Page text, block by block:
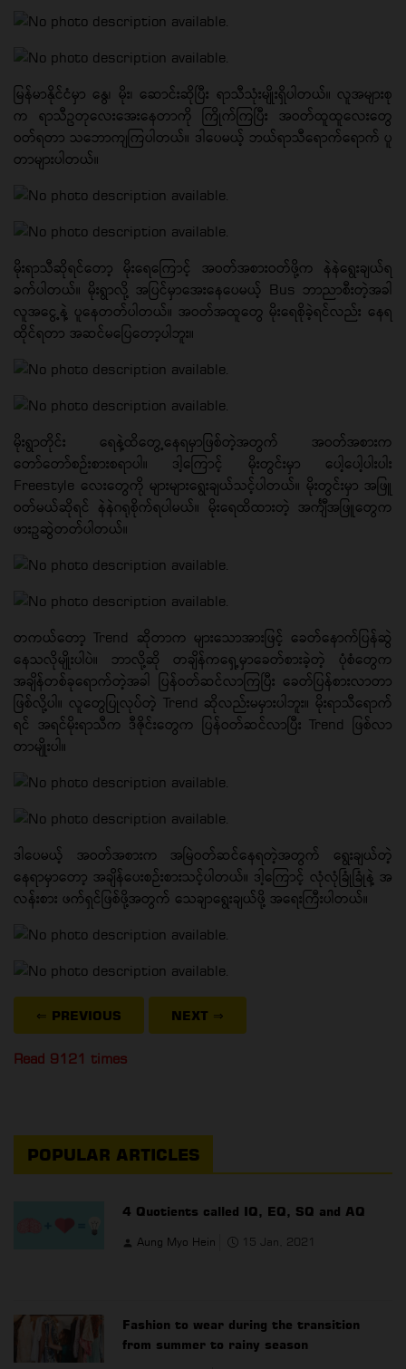
မြန်မာနိုင်ငံမှာ နွေ၊ မိုး၊ ဆောင်းဆိုပြီး ရာသီသုံးမျိုးရှိပါတယ်။ လူအများစု
က ရာသီဥတုလေးအေးနေတာကို ကြိုက်ကြပြီး အဝတ်ထူထူလေးတွေ
ဝတ်ရတာ သဘောကျကြပါတယ်။ ဒါပေမယ့် ဘယ်ရာသီရောက်ရောက် ပူ
တာများပါတယ်။
မိုးရာသီဆိုရင်တော့ မိုးရေကြောင့် အဝတ်အစားဝတ်ဖို့က နဲနဲရွေးချယ်ရ
ခက်ပါတယ်။ မိုးရွာလို့ အပြင်မှာအေးနေပေမယ့် Bus ဘာညာစီးတဲ့အခါ
လူအငွေ့နဲ့ ပူနေတတ်ပါတယ်။ အဝတ်အထူတွေ မိုးရေစိုခဲ့ရင်လည်း နေရ
ထိုင်ရတာ အဆင်မပြေတော့ပါဘူး။
မိုးရွာတိုင်း ရေနဲ့ထိတွေ့နေရမှာဖြစ်တဲ့အတွက် အဝတ်အစားက
တော်တော်စဉ်းစားစရာပါ။ ဒါ့ကြောင့် မိုးတွင်းမှာ ပေါ့ပေါ့ပါးပါး
Freestyle လေးတွေကို များများရွေးချယ်သင့်ပါတယ်။ မိုးတွင်းမှာ အဖြူ
ဝတ်မယ်ဆိုရင် နဲနဲဂရုစိုက်ရပါမယ်။ မိုးရေထိထားတဲ့ အင်္ကျီအဖြူတွေက
ဖားဥဆွဲတတ်ပါတယ်။
တကယ်တော့ Trend ဆိုတာက များသောအားဖြင့် ခေတ်နောက်ပြန်ဆွဲ
နေသလိုမျိုးပါပဲ။ ဘာလို့ဆို တချိန်ကရှေ့မှာခေတ်စားခဲ့တဲ့ ပုံစံတွေက
အချိန်တစ်ခုရောက်တဲ့အခါ ပြန်ဝတ်ဆင်လာကြပြီး ခေတ်ပြန်စားလာတာ
ဖြစ်လို့ပါ။ လူတွေပြုလုပ်တဲ့ Trend ဆိုလည်းမမှားပါဘူး။ မိုးရာသီရောက်
ရင် အရင်မိုးရာသီက ဒီဇိုင်းတွေက ပြန်ဝတ်ဆင်လာပြီး Trend ဖြစ်လာ
တာမျိုးပါ။
ဒါပေမယ့် အဝတ်အစားက အမြဲဝတ်ဆင်နေရတဲ့အတွက် ရွေးချယ်တဲ့
နေရာမှာတော့ အချိန်ပေးစဉ်းစားသင့်ပါတယ်။ ဒါ့ကြောင့် လုံလုံခြုံခြုံနဲ့ အ
လန်းစား ဖက်ရှင်ဖြစ်ဖို့အတွက် သေချာရွေးချယ်ဖို့ အရေးကြီးပါတယ်။
⇐ PREVIOUS NEXT ⇒
Read 9121 times
POPULAR ARTICLES
4 Quotients called IQ, EQ, SQ and AQ
Aung Myo Hein 15 Jan, 2021
Fashion to wear during the transition
from summer to rainy season